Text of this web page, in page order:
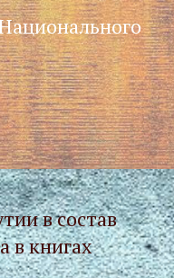
в состав
в книгах